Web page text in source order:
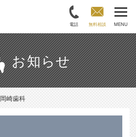
電話 無料相談 MENU
お知らせ
岡崎歯科